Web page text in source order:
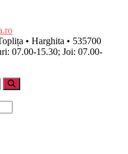
• Harghita • 535700
07.00-15.30; Joi: 07.00-